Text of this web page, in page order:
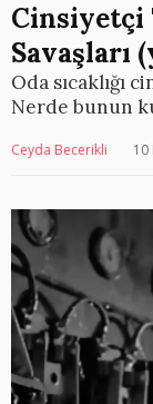
Cinsiyetçi
Savaşları
Oda sıcaklığı
Nerde bunun
Ceyda Becerikli 10